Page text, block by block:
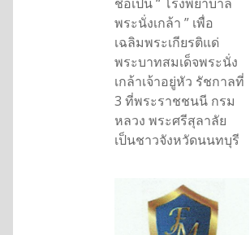
พระนั่งเกล้า ” เพื่อ
เฉลิมพระเกียรติแด่
พระบาทสมเด็จพระนั่ง
เกล้าเจ้าอยู่หัว รัชกาลที่
3 ที่พระราชชนนี กรม
หลวง พระศรีสุลาลัย
เป็นชาวจังหวัดนนทบุรี